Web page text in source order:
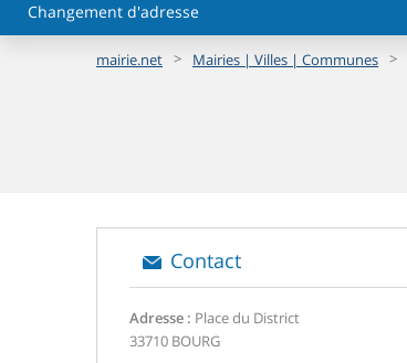
Changement d'adresse
mairie.net > Mairies | Villes | Communes >
Contact
Adresse : Place du District
33710 BOURG